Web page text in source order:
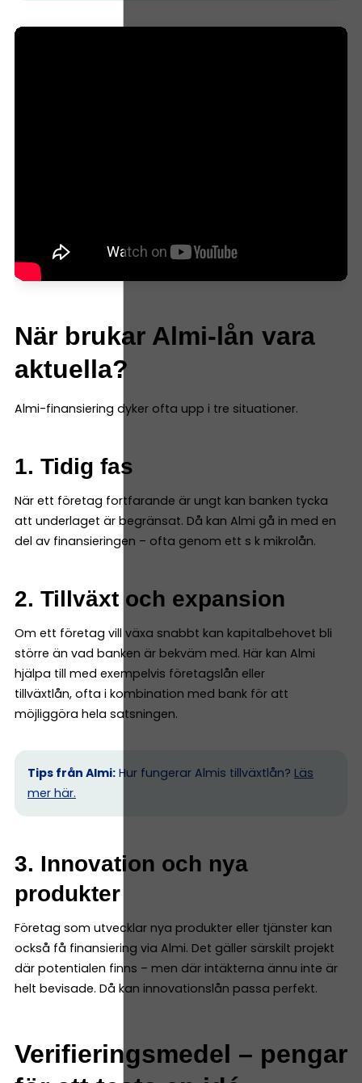
När brukar Almi-lån vara
aktuella?
Almi-finansiering dyker ofta upp i tre situationer.
1. Tidig fas
När ett företag fortfarande är ungt kan banken tycka
att underlaget är begränsat. Då kan Almi gå in med en
del av finansieringen – ofta genom ett s k mikrolån.
2. Tillväxt och expansion
Om ett företag vill växa snabbt kan kapitalbehovet bli
större än vad banken är bekväm med. Här kan Almi
hjälpa till med exempelvis företagslån eller
tillväxtlån, ofta i kombination med bank för att
möjliggöra hela satsningen.
Tips från Almi: Hur fungerar Almis tillväxtlån? Läs
mer här.
3. Innovation och nya
produkter
Företag som utvecklar nya produkter eller tjänster kan
också få finansiering via Almi. Det gäller särskilt projekt
där potentialen finns – men där intäkterna ännu inte är
helt bevisade. Då kan innovationslån passa perfekt.
Verifieringsmedel – pengar